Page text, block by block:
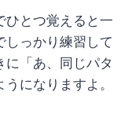
ひとつ覚えると一
しっかり練習して
に「あ、同じパタ
になりますよ。